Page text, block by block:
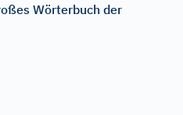
Wörterbuch der